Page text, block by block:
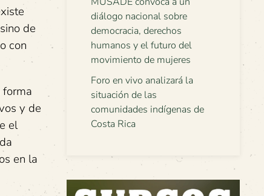
de
con
y de
el
en la
diálogo nacional sobre
democracia, derechos
humanos y el futuro del
movimiento de mujeres
Foro en vivo analizará la
situación de las
comunidades indígenas de
Costa Rica